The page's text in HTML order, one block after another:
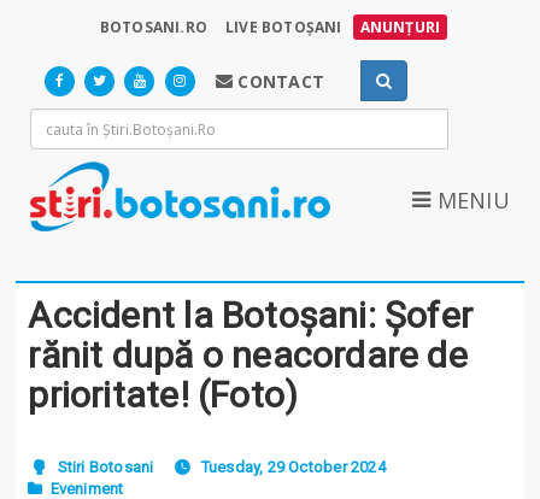
BOTOSANI.RO LIVE BOTOȘANI ANUNȚURI
CONTACT
MENIU
Accident la Botoșani: Șofer
rănit după o neacordare de
prioritate! (Foto)
Stiri Botosani
Tuesday, 29 October 2024
Eveniment